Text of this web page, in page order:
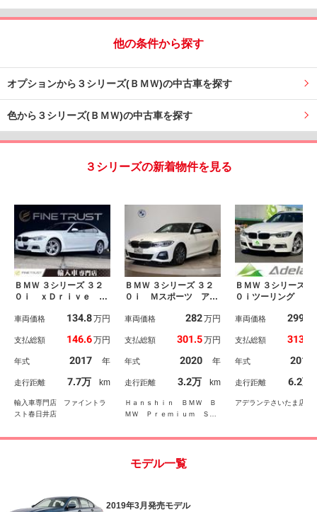
他の条件から探す
オプションから３シリーズ(ＢＭＷ)の中古車を探す
色から３シリーズ(ＢＭＷ)の中古車を探す
３シリーズの新着物件を見る
ＢＭＷ ３シリーズ ３２
０ｉ ｘＤｒｉｖｅ Ｍ
Ｄ ６ヶ月走行距離無制
ビ ＬＥＤヘッドライ
ルーズコントロール バ
ックカメラ インテリジ
ェントセーフティ ＵＳ
Ｂポート Ｂｌｕｅｔｏ
ｏｔｈ
車両価格 134.8万円
支払総額 146.6万円
年式 2017 年
走行距離 7.7万 km
輸入車専門店 ファイントラ
スト春日井店
ＢＭＷ ３シリーズ ３２
０ｉ Ｍスポーツ アク
ール・全周囲カメラ・ヘ
イ・ハーフレザー・シー
ＰＤＣ・ドライビングア
シスト・パーキングアシ
スト・純正１８インチＡ
Ｗ・電動トランク
車両価格 282万円
支払総額 301.5万円
年式 2020 年
走行距離 3.2万 km
Ｈａｎｓｈｉｎ ＢＭＷ Ｂ
ＭＷ Ｐｒｅｍｉｕｍ Ｓｅ
ａ Ｂａｙ
ＢＭＷ ３シリーズ
０ｉツーリング Ｍ
レザーシート・ＥＴ
デジＴＶ・バックカ
Ｗ・ルーフレール・
グランプ・パドルシ
ト・シートヒーター
リアランスソナー・
車両価格 299.8
支払総額 313.7
年式 2016
走行距離 6.2万
アデランテさいたま店
モデル一覧
2019年3月発売モデル